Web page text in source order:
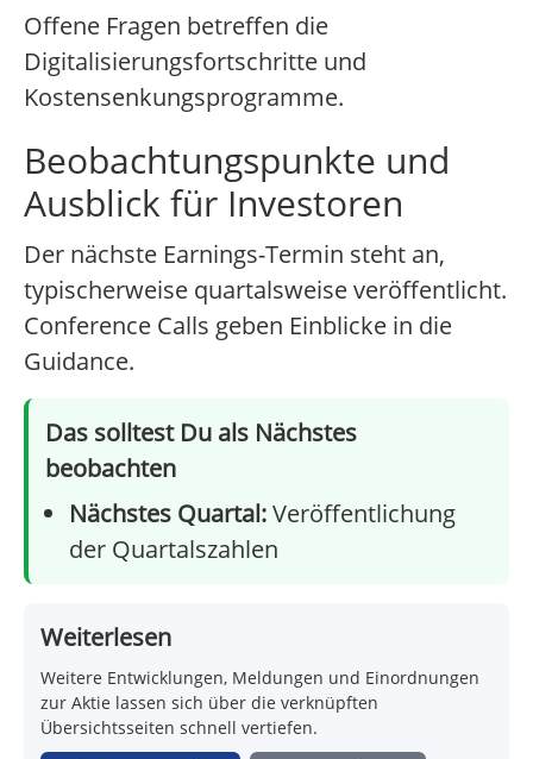
Offene Fragen betreffen die
Digitalisierungsfortschritte und
Kostensenkungsprogramme.
Beobachtungspunkte und
Ausblick für Investoren
Der nächste Earnings-Termin steht an,
typischerweise quartalsweise veröffentlicht.
Conference Calls geben Einblicke in die
Guidance.
Das solltest Du als Nächstes
beobachten
Nächstes Quartal:Veröffentlichung
der Quartalszahlen
Weiterlesen
Weitere Entwicklungen, Meldungen und Einordnungen
zur Aktie lassen sich über die verknüpften
Übersichtsseiten schnell vertiefen.